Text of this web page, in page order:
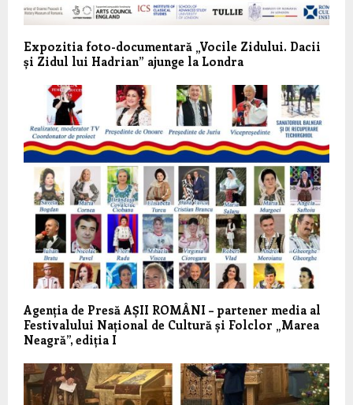
Expozitia foto-documentară „Vocile Zidului. Dacii
și Zidul lui Hadrian” ajunge la Londra
Agenția de Presă AȘII ROMÂNI – partener media al
Festivalului Național de Cultură și Folclor „Marea
Neagră”, ediția I